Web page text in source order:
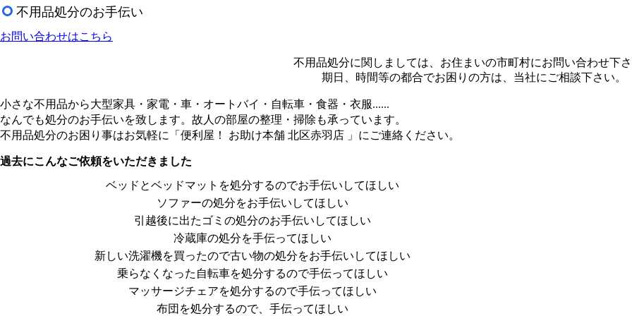
不用品処分のお手伝い
お問い合わせはこちら
不用品処分に関しましては、お住まいの市町村にお問い合わせ下
期日、時間等の都合でお困りの方は、当社にご相談下さい。
小さな不用品から大型家具・家電・車・オートバイ・自転車・食器・衣服......
なんでも処分のお手伝いを致します。故人の部屋の整理・掃除も承っています。
不用品処分のお困り事はお気軽に「便利屋！ お助け本舗 北区赤羽店 」にご連絡ください。
過去にこんなご依頼をいただきました
ベッドとベッドマットを処分するのでお手伝いしてほしい
ソファーの処分をお手伝いしてほしい
引越後に出たゴミの処分のお手伝いしてほしい
冷蔵庫の処分を手伝ってほしい
新しい洗濯機を買ったので古い物の処分をお手伝いしてほしい
乗らなくなった自転車を処分するので手伝ってほしい
マッサージチェアを処分するので手伝ってほしい
布団を処分するので、手伝ってほしい